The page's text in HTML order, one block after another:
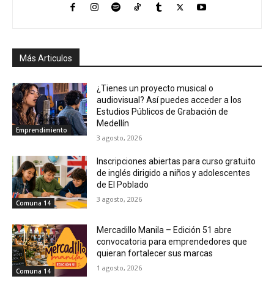
Más Articulos
Emprendimiento
¿Tienes un proyecto musical o
audiovisual? Así puedes acceder a los
Estudios Públicos de Grabación de
Medellín
3 agosto, 2026
Comuna 14
Inscripciones abiertas para curso gratuito
de inglés dirigido a niños y adolescentes
de El Poblado
3 agosto, 2026
Comuna 14
Mercadillo Manila – Edición 51 abre
convocatoria para emprendedores que
quieran fortalecer sus marcas
1 agosto, 2026